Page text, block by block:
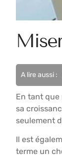
A lire aussi :
En tant que
sa
seulement
Il est
terme un